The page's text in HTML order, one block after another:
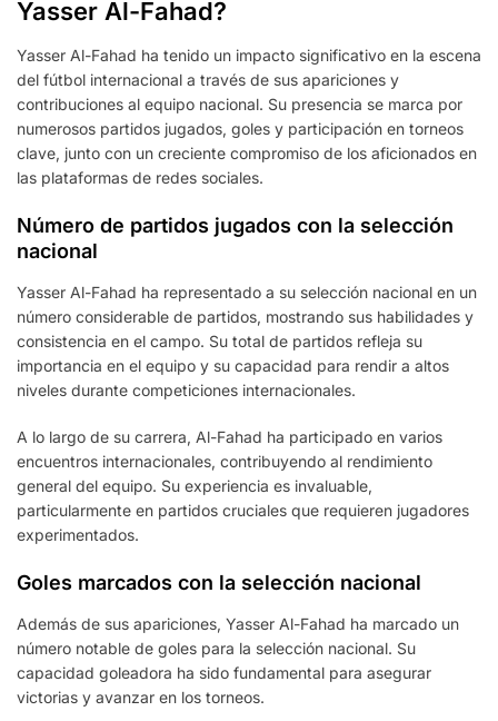
Yasser Al-Fahad?
Yasser Al-Fahad ha tenido un impacto significativo en la escena
del fútbol internacional a través de sus apariciones y
contribuciones al equipo nacional. Su presencia se marca por
numerosos partidos jugados, goles y participación en torneos
clave, junto con un creciente compromiso de los aficionados en
las plataformas de redes sociales.
Número de partidos jugados con la selección
nacional
Yasser Al-Fahad ha representado a su selección nacional en un
número considerable de partidos, mostrando sus habilidades y
consistencia en el campo. Su total de partidos refleja su
importancia en el equipo y su capacidad para rendir a altos
niveles durante competiciones internacionales.
A lo largo de su carrera, Al-Fahad ha participado en varios
encuentros internacionales, contribuyendo al rendimiento
general del equipo. Su experiencia es invaluable,
particularmente en partidos cruciales que requieren jugadores
experimentados.
Goles marcados con la selección nacional
Además de sus apariciones, Yasser Al-Fahad ha marcado un
número notable de goles para la selección nacional. Su
capacidad goleadora ha sido fundamental para asegurar
victorias y avanzar en los torneos.